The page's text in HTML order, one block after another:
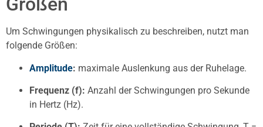
Um Schwingungen physikalisch zu beschreiben, nutzt man
folgende Größen:
Amplitude: maximale Auslenkung aus der Ruhelage.
Frequenz (f): Anzahl der Schwingungen pro Sekunde
in Hertz (Hz).